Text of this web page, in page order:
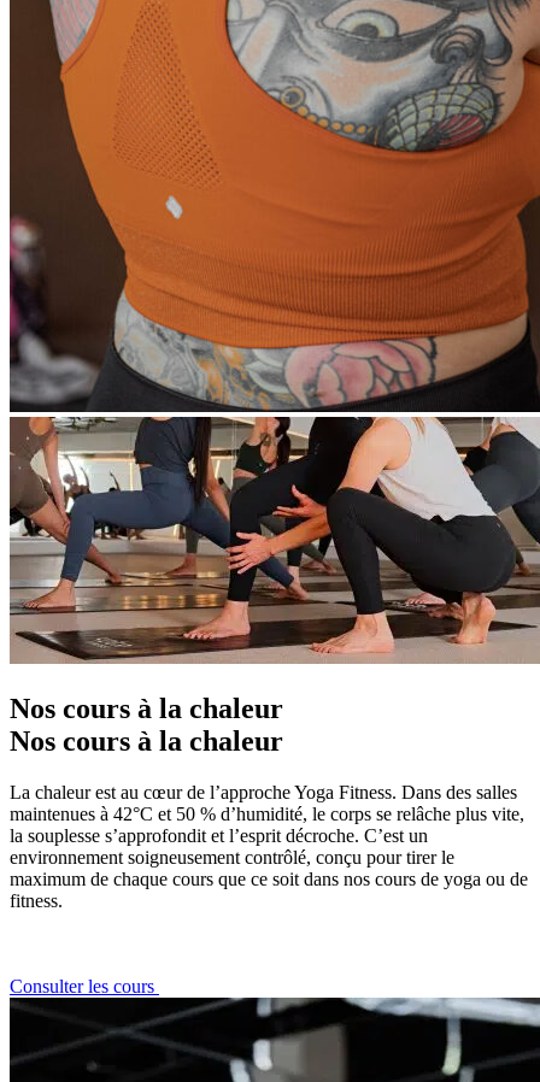
Nos cours à la chaleur
Nos cours à la chaleur
La chaleur est au cœur de l’approche Yoga Fitness. Dans des salles
maintenues à 42°C et 50 % d’humidité, le corps se relâche plus vite,
la souplesse s’approfondit et l’esprit décroche. C’est un
environnement soigneusement contrôlé, conçu pour tirer le
maximum de chaque cours que ce soit dans nos cours de yoga ou de
fitness.
Consulter les cours